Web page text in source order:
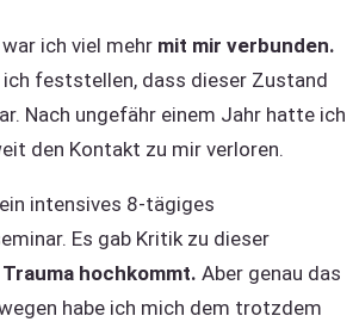
ich viel mehr mit mir verbunden.
feststellen, dass dieser Zustand
Nach ungefähr einem Jahr hatte ich
den Kontakt zu mir verloren.
intensives 8-tägiges
Es gab Kritik zu dieser
hochkommt. Aber genau das
habe ich mich dem trotzdem